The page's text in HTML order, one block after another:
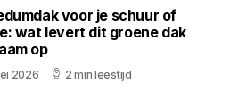
voor je schuur of
wat levert dit groene dak
op
2026 2 min leestijd